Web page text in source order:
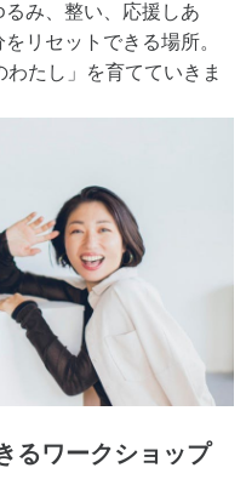
み、整い、応援しあ
リセットできる場所。
たし」を育てていきま
るワークショップ